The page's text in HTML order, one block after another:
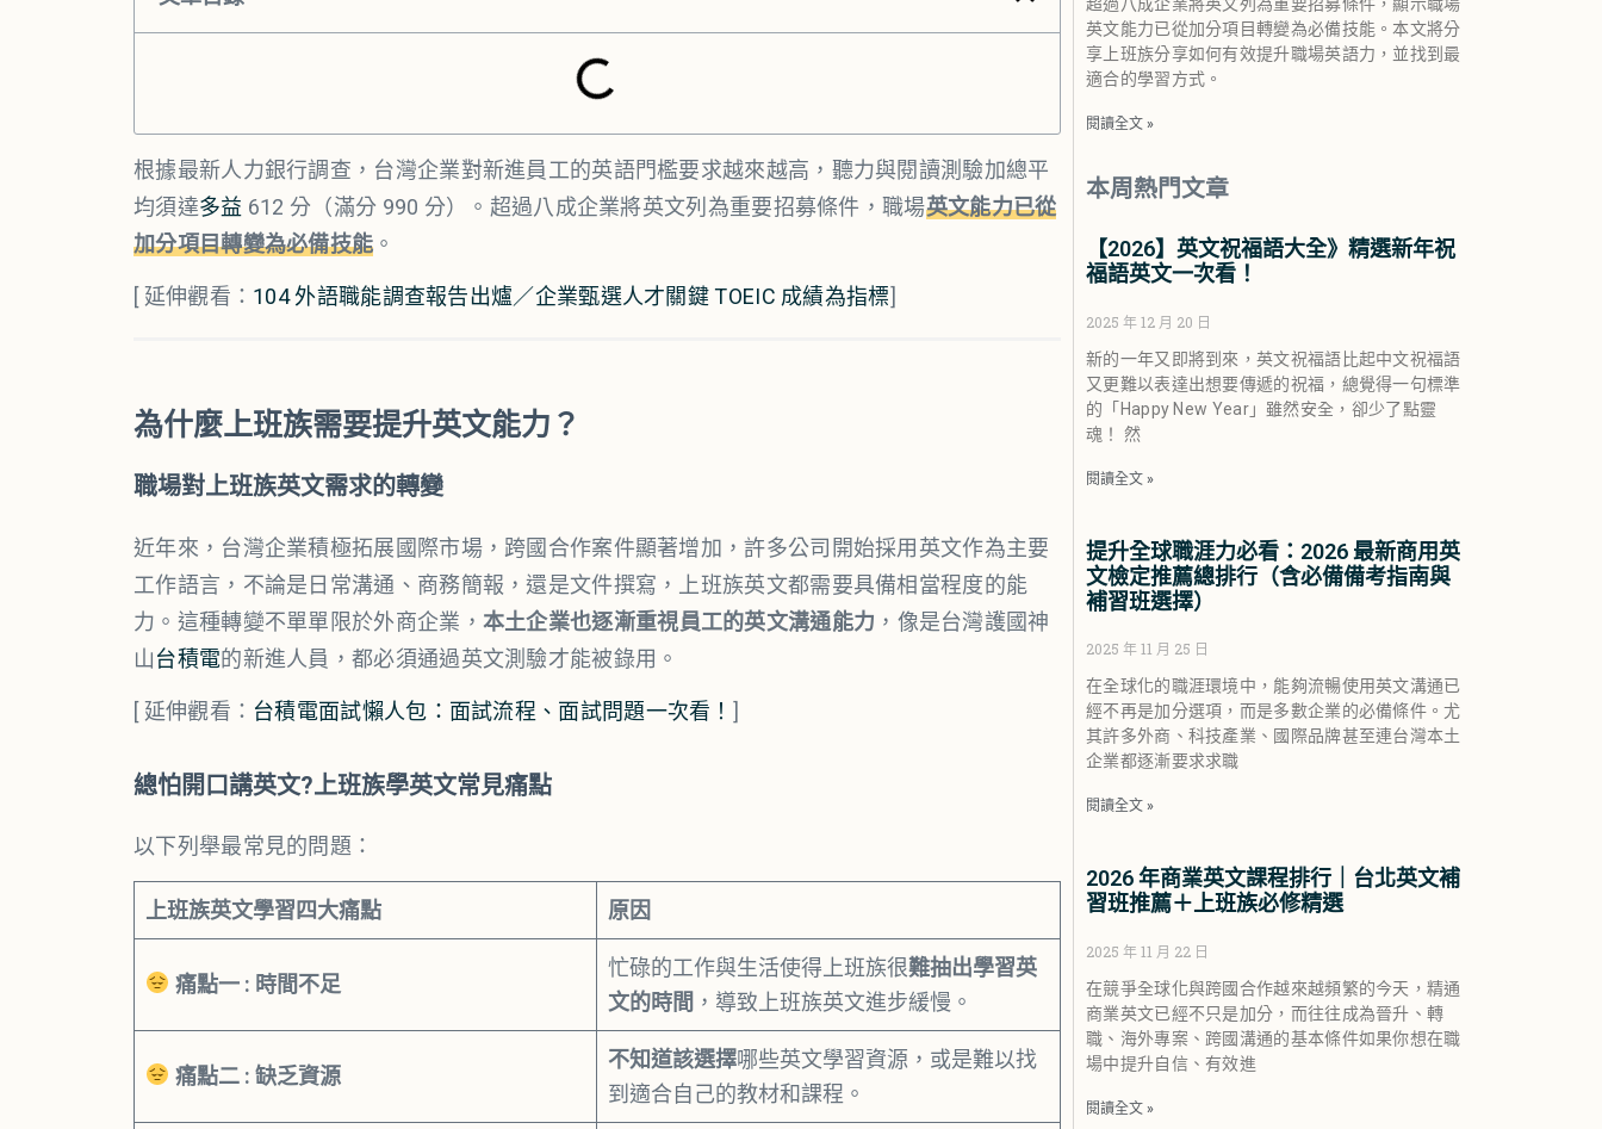
根據最新人力銀行調查，台灣企業對新進員工的英語門檻要求越來越高，聽力與閱讀測驗加總平
均須達多益 612 分（滿分 990 分）。超過八成企業將英文列為重要招募條件，職場英文能力已從
加分項目轉變為必備技能 。
[ 延伸觀看： 104 外語職能調查報告出爐／企業甄選人才關鍵 TOEIC 成績為指標]
為什麼上班族需要提升英文能力？
職場對上班族英文需求的轉變
近年來，台灣企業積極拓展國際市場，跨國合作案件顯著增加，許多公司開始採用英文作為主要
工作語言，不論是日常溝通、商務簡報，還是文件撰寫，上班族英文都需要具備相當程度的能
力。這種轉變不單單限於外商企業， 本土企業也逐漸重視員工的英文溝通能力 ，像是台灣護國神
山台積電的新進人員，都必須通過英文測驗才能被錄用。
[ 延伸觀看： 台積電面試懶人包：面試流程、面試問題一次看！ ]
總怕開口講英文?上班族學英文常見痛點
以下列舉最常見的問題：
上班族英文學習四大痛點 原因
痛點一 : 時間不足
忙碌的工作與生活使得上班族很難抽出學習英
文的時間 ，導致上班族英文進步緩慢。
痛點二 : 缺乏資源
不知道該選擇哪些英文學習資源，或是難以找
到適合自己的教材和課程。
英文能力已從加分項目轉變為必備技能。本文將分
享上班族分享如何有效提升職場英語力，並找到最
適合的學習方式。
閱讀全文 »
本周熱門文章
【2026】英文祝福語大全》精選新年祝
福語英文一次看！
2025 年 12 月 20 日
新的一年又即將到來，英文祝福語比起中文祝福語
又更難以表達出想要傳遞的祝福，總覺得一句標準
的「Happy New Year」雖然安全，卻少了點靈
魂！ 然
閱讀全文 »
提升全球職涯力必看：2026 最新商用英
文檢定推薦總排行（含必備備考指南與
補習班選擇）
2025 年 11 月 25 日
在全球化的職涯環境中，能夠流暢使用英文溝通已
經不再是加分選項，而是多數企業的必備條件。尤
其許多外商、科技產業、國際品牌甚至連台灣本土
企業都逐漸要求求職
閱讀全文 »
2026 年商業英文課程排行｜台北英文補
習班推薦＋上班族必修精選
2025 年 11 月 22 日
在競爭全球化與跨國合作越來越頻繁的今天，精通
商業英文已經不只是加分，而往往成為晉升、轉
職、海外專案、跨國溝通的基本條件如果你想在職
場中提升自信、有效進
閱讀全文 »